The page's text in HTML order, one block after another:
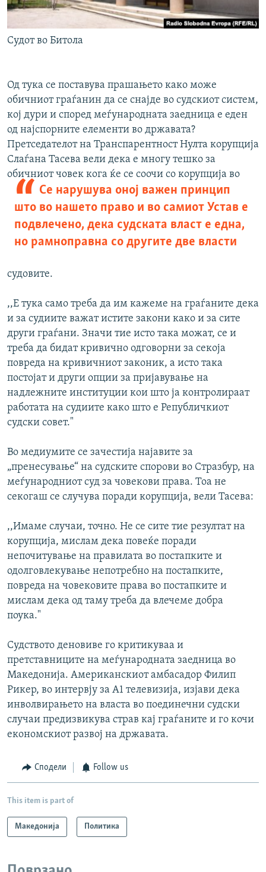
Судот во Битола
Од тука се поставува прашањето како може
обичниот граѓанин да се снајде во судскиот систем,
кој дури и според меѓународната заедница е еден
од најспорните елементи во државата?
Претседателот на Транспарентност Нулта корупција
Слаѓана Тасева вели дека е многу тешко за
обичниот човек
Се нарушува оној важен принцип
што во нашето право и во самиот Устав е
подвлечено, дека судската власт е една,
но рамноправна со другите две власти
кога ќе се соочи со корупција во
судовите.
,,Е тука само треба да им кажеме на граѓаните дека
и за судиите важат истите закони како и за сите
други граѓани. Значи тие исто така можат, се и
треба да бидат кривично одговорни за секоја
повреда на кривичниот законик, а исто така
постојат и други опции за пријавување на
надлежните институции кои што ја контролираат
работата на судиите како што е Републичкиот
судски совет."
Во медиумите се зачестија најавите за
„пренесување“ на судските спорови во Стразбур, на
меѓународниот суд за човекови права. Тоа не
секогаш се случува поради корупција, вели Тасева:
,,Имаме случаи, точно. Не се сите тие резултат на
корупција, мислам дека повеќе поради
непочитување на правилата во постапките и
одолговлекување непотребно на постапките,
повреда на човековите права во постапките и
мислам дека од таму треба да влечеме добра
поука."
Судството деновиве го критикуваа и
претставниците на меѓународната заедница во
Македонија. Американскиот амбасадор Филип
Рикер, во интервју за А1 телевизија, изјави дека
инволвирањето на власта во поединечни судски
случаи предизвикува страв кај граѓаните и го кочи
економскиот развој на државата.
Сподели Follow us
This item is part of
Македонија Политика